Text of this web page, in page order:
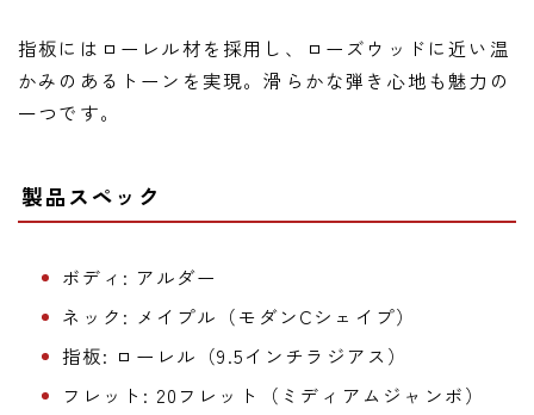
指板にはローレル材を採用し、ローズウッドに近い温
かみのあるトーンを実現。滑らかな弾き心地も魅力の
一つです。
製品スペック
ボディ: アルダー
ネック: メイプル（モダンCシェイプ）
指板: ローレル（9.5インチラジアス）
フレット: 20フレット（ミディアムジャンボ）